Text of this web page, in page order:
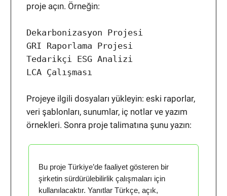
proje açın. Örneğin:
Dekarbonizasyon Projesi
GRI Raporlama Projesi
Tedarikçi ESG Analizi
LCA Çalışması
Projeye ilgili dosyaları yükleyin: eski raporlar,
veri şablonları, sunumlar, iç notlar ve yazım
örnekleri. Sonra proje talimatına şunu yazın:
Bu proje Türkiye’de faaliyet gösteren bir
şirketin sürdürülebilirlik çalışmaları için
kullanılacaktır. Yanıtlar Türkçe, açık,